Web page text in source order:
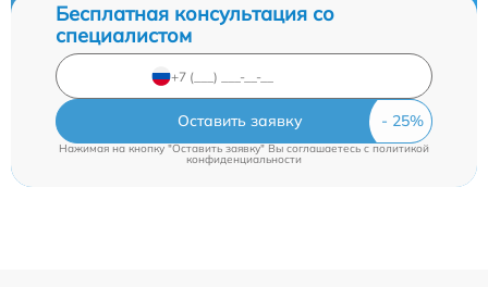
Бесплатная консультация со
специалистом
Оставить заявку
Нажимая на кнопку "Оставить заявку" Вы соглашаетесь c политикой
конфиденциальности